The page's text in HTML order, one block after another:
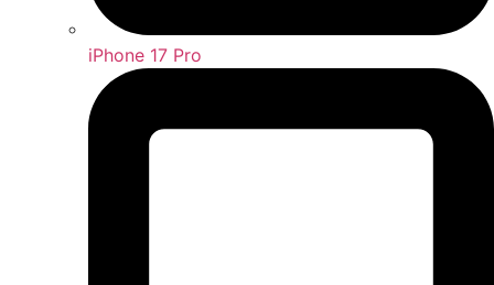
iPhone 17 Pro